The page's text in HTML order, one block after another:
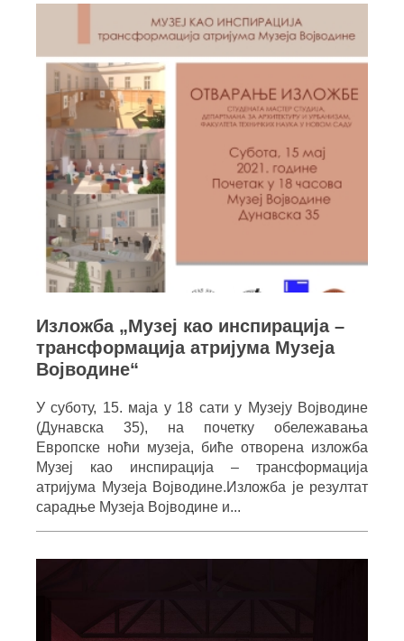
Изложба „Музеј као инспирација –
трансформација атријума Музеја
Војводине“
У суботу, 15. маја у 18 сати у Музеју Војводине
(Дунавска 35), на почетку обележавања
Европске ноћи музеја, биће отворена изложба
Музеј као инспирација – трансформација
атријума Музеја Војводине.Изложба је резултат
сарадње Музеја Војводине и...